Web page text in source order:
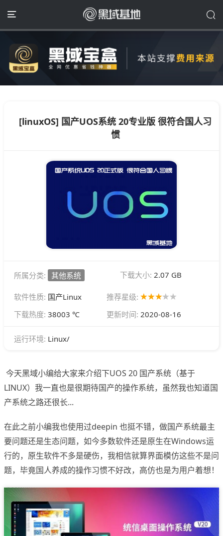
[linuxOS] 国产UOS系统 20专业版 很符合国人习
惯
所属分类: 其他系统 下载大小: 2.07 GB
软件性质: 国产Linux
推荐星级:
下载热度: 38003 ℃ 更新时间: 2020-08-16
运行环境: Linux/
今天黑域小编给大家来介绍下UOS 20 国产系统（基于
LINUX）我一直也是很期待国产的操作系统，虽然我也知道国
产系统之路还很长...
在此之前小编我也使用过deepin 也挺不错，做国产系统最主
要问题还是生态问题，如今多数软件还是原生在Windows运
行的，原生软件不多是硬伤，我相信就算界面模仿这些不是问
题，毕竟国人养成的操作习惯不好改，高仿也是为用户着想！